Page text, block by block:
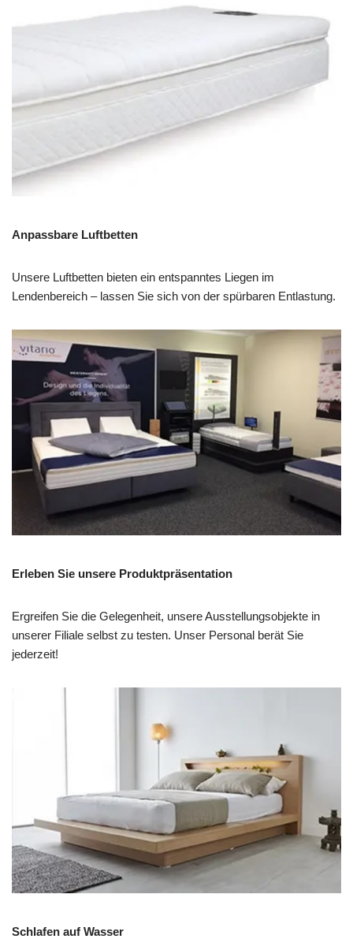
Anpassbare Luftbetten
Unsere Luftbetten bieten ein entspanntes Liegen im
Lendenbereich – lassen Sie sich von der spürbaren Entlastung.
Erleben Sie unsere Produktpräsentation
Ergreifen Sie die Gelegenheit, unsere Ausstellungsobjekte in
unserer Filiale selbst zu testen. Unser Personal berät Sie
jederzeit!
Schlafen auf Wasser